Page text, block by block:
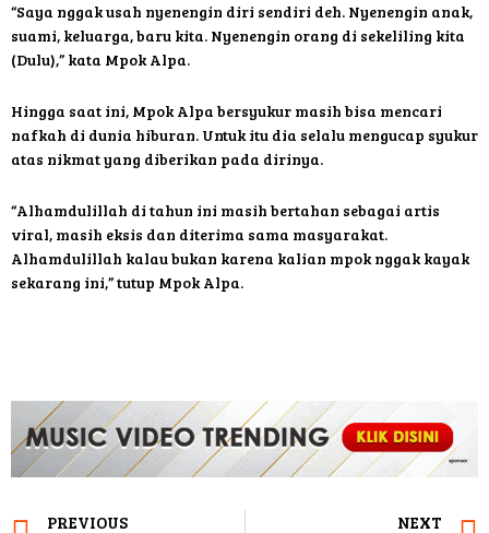
“Saya nggak usah nyenengin diri sendiri deh. Nyenengin anak,
suami, keluarga, baru kita. Nyenengin orang di sekeliling kita
(Dulu),” kata Mpok Alpa.
Hingga saat ini, Mpok Alpa bersyukur masih bisa mencari
nafkah di dunia hiburan. Untuk itu dia selalu mengucap syukur
atas nikmat yang diberikan pada dirinya.
“Alhamdulillah di tahun ini masih bertahan sebagai artis
viral, masih eksis dan diterima sama masyarakat.
Alhamdulillah kalau bukan karena kalian mpok nggak kayak
sekarang ini,” tutup Mpok Alpa.
PREVIOUS NEXT